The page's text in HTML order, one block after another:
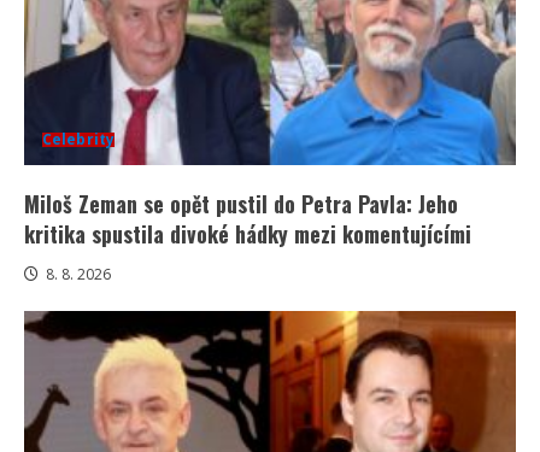
Celebrity
Miloš Zeman se opět pustil do Petra Pavla: Jeho
kritika spustila divoké hádky mezi komentujícími
8. 8. 2026